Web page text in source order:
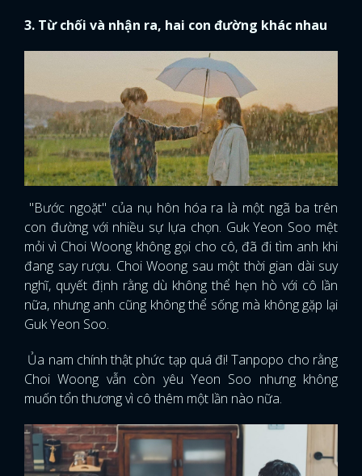
3. Từ chối và nhận ra, hai con đường khác nhau
"Bước ngoặt" của nụ hôn hóa ra là một ngã ba trên
con đường với nhiều sự lựa chọn. Guk Yeon Soo mệt
mỏi vì Choi Woong không gọi cho cô, đã đi tìm anh khi
đang say rượu. Choi Woong sau một thời gian dài suy
nghĩ, quyết định rằng dù không thể hẹn hò với cô lần
nữa, nhưng anh cũng không thể sống mà không gặp lại
Guk Yeon Soo.
Ủa nam chính thật phức tạp quá đi! Tanpopo cho rằng
Choi Woong vẫn còn yêu Yeon Soo nhưng không
muốn tổn thương vì cô thêm một lần nào nữa.